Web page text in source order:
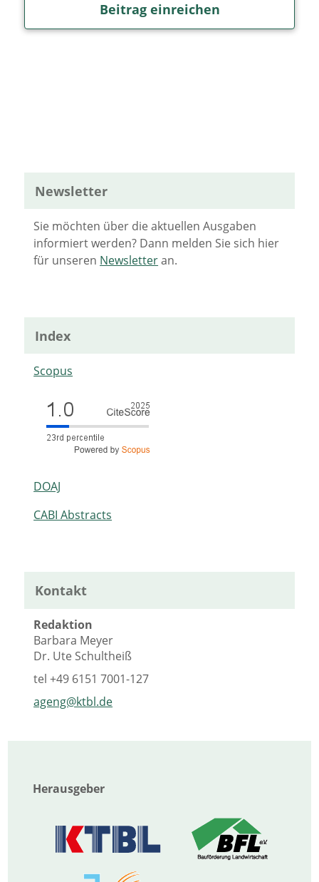
Beitrag einreichen
Newsletter
Sie möchten über die aktuellen Ausgaben
informiert werden? Dann melden Sie sich hier
für unseren Newsletteran.
Index
Scopus
DOAJ
CABI Abstracts
Kontakt
Redaktion
Barbara Meyer
Dr. Ute Schultheiß
tel+49 6151 7001-127
ageng@ktbl.de
Herausgeber